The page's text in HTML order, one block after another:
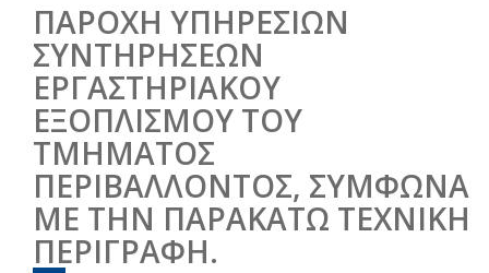
ΠΑΡΟΧΗ ΥΠΗΡΕΣΙΩΝ
ΣΥΝΤΗΡΗΣΕΩΝ
ΕΡΓΑΣΤΗΡΙΑΚΟΥ
ΕΞΟΠΛΙΣΜΟΥ ΤΟΥ
ΤΜΗΜΑΤΟΣ
ΠΕΡΙΒΑΛΛΟΝΤΟΣ, ΣΥΜΦΩΝΑ
ΜΕ ΤΗΝ ΠΑΡΑΚΑΤΩ ΤΕΧΝΙΚΗ
ΠΕΡΙΓΡΑΦΗ.